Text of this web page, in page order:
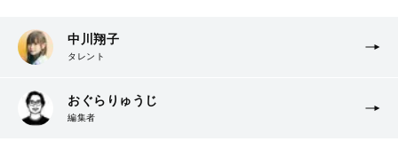
中川翔子
タレント
おぐらりゅうじ
編集者